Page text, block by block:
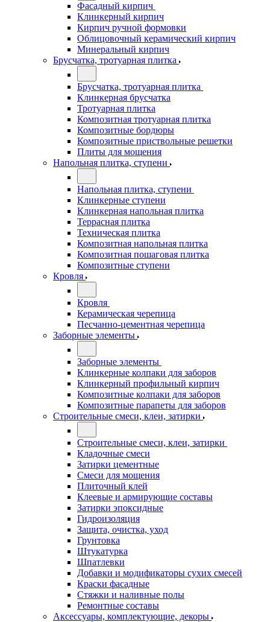
Фасадный кирпич
Клинкерный кирпич
Кирпич ручной формовки
Облицовочный керамический кирпич
Минеральный кирпич
Брусчатка, тротуарная плитка
Брусчатка, тротуарная плитка
Клинкерная брусчатка
Тротуарная плитка
Композитная тротуарная плитка
Композитные бордюры
Композитные приствольные решетки
Плиты для мощения
Напольная плитка, ступени
Напольная плитка, ступени
Клинкерные ступени
Клинкерная напольная плитка
Террасная плитка
Техническая плитка
Композитная напольная плитка
Композитная пошаговая плитка
Композитные ступени
Кровля
Кровля
Керамическая черепица
Песчанно-цементная черепица
Заборные элементы
Заборные элементы
Клинкерные колпаки для заборов
Клинкерный профильный кирпич
Композитные колпаки для заборов
Композитные парапеты для заборов
Строительные смеси, клеи, затирки
Строительные смеси, клеи, затирки
Кладочные смеси
Затирки цементные
Смеси для мощения
Плиточный клей
Клеевые и армирующие составы
Затирки эпоксидные
Гидроизоляция
Защита, очистка, уход
Грунтовка
Штукатурка
Шпатлевки
Добавки и модификаторы сухих смесей
Краски фасадные
Стяжки и наливные полы
Ремонтные составы
Аксессуары, комплектующие, декоры